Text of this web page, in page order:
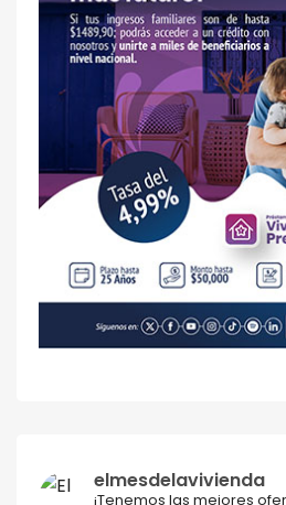
elmesdelavivienda
¡Tenemos las mejores